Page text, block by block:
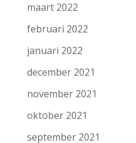
maart 2022
februari 2022
januari 2022
december 2021
november 2021
oktober 2021
september 2021